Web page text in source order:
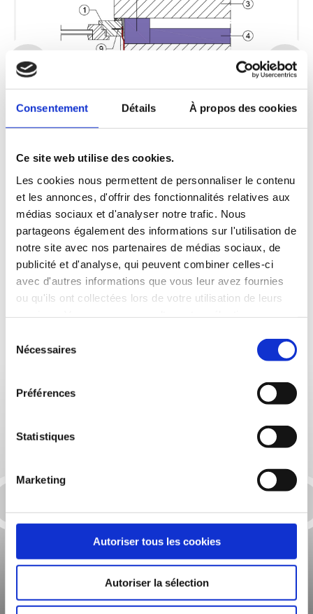
Consentement Détails À propos des cookies
Ce site web utilise des cookies.
Les cookies nous permettent de personnaliser le contenu
et les annonces, d'offrir des fonctionnalités relatives aux
médias sociaux et d'analyser notre trafic. Nous
partageons également des informations sur l'utilisation de
notre site avec nos partenaires de médias sociaux, de
publicité et d'analyse, qui peuvent combiner celles-ci
avec d'autres informations que vous leur avez fournies
ou qu'ils ont collectées lors de votre utilisation de leurs
moment votre décision concernant les cookies inutiles.
Nécessaires
Préférences
Statistiques
Marketing
Autoriser tous les cookies
Autoriser la sélection
menuiserie en coulisse de murs creux
Téléchargements pour l'application
Afficher les téléchargements
JACKODUR® EVO Bandes pour bordure de
murs